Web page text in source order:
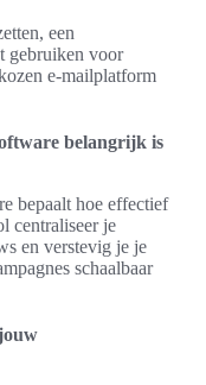
een
gebruiken voor
e-mailplatform
belangrijk is
bepaalt hoe effectief
centraliseer je
en verstevig je je
schaalbaar